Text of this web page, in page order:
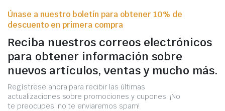
Únase a nuestro boletín para obtener 10% de
descuento en primera compra
Reciba nuestros correos electrónicos
para obtener información sobre
nuevos artículos, ventas y mucho más.
Regístrese ahora para recibir las últimas
actualizaciones sobre promociones y cupones. ¡No
te preocupes, no te enviaremos spam!